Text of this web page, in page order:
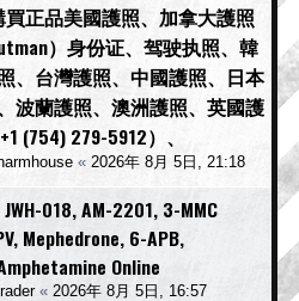
正品美國護照、加拿大護照
）身份证、驾驶执照、韓
、台灣護照、中國護照、日本
波蘭護照、澳洲護照、英國護
(754) 279-5912）、
« 2026年 8月 5日, 21:18
018, AM-2201, 3-MMC
Mephedrone, 6-APB,
Online
« 2026年 8月 5日, 16:57